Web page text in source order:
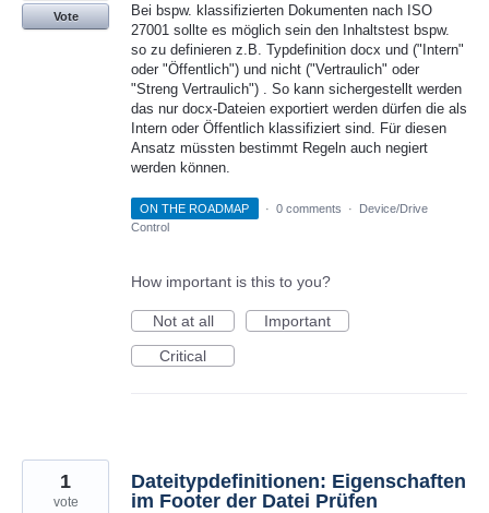
Bei bspw. klassifizierten Dokumenten nach ISO
27001 sollte es möglich sein den Inhaltstest bspw.
so zu definieren z.B. Typdefinition docx und ("Intern"
oder "Öffentlich") und nicht ("Vertraulich" oder
"Streng Vertraulich") . So kann sichergestellt werden
das nur docx-Dateien exportiert werden dürfen die als
Intern oder Öffentlich klassifiziert sind. Für diesen
Ansatz müssten bestimmt Regeln auch negiert
werden können.
Vote
ON THE ROADMAP · 0 comments ·
Device/Drive
Control
How important is this to you?
Not at all
Important
Critical
Dateitypdefinitionen: Eigenschaften
im Footer der Datei Prüfen
1
vote